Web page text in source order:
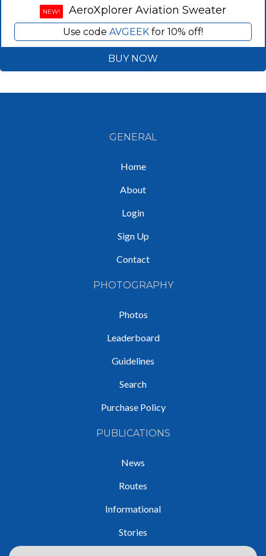
NEW! AeroXplorer Aviation Sweater
Use code AVGEEKfor 10% off!
BUY NOW
GENERAL
Home
About
Login
Sign Up
Contact
PHOTOGRAPHY
Photos
Leaderboard
Guidelines
Search
Purchase Policy
PUBLICATIONS
News
Routes
Informational
Stories